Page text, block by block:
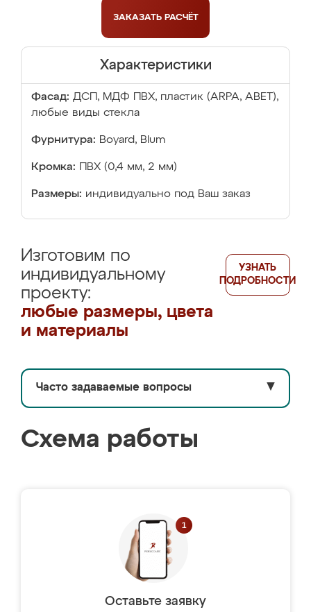
ЗАКАЗАТЬ РАСЧЁТ
Характеристики
Фасад: ДСП, МДФ ПВХ, пластик (ARPA, ABET),
любые виды стекла
Фурнитура: Boyard, Blum
Кромка: ПВХ (0,4 мм, 2 мм)
Размеры: индивидуально под Ваш заказ
Изготовим по
индивидуальному
проекту:
любые размеры, цвета
и материалы
УЗНАТЬ
ПОДРОБНОСТИ
Часто задаваемые вопросы ▼
Схема работы
Оставьте заявку